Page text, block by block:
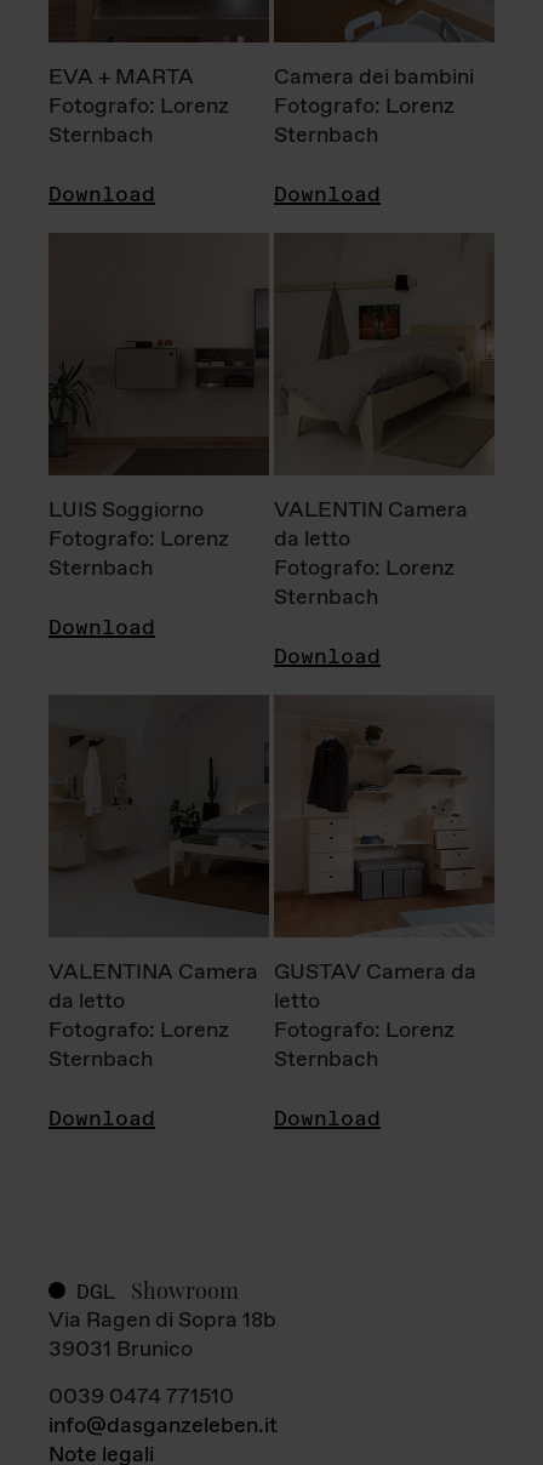
EVA + MARTA
Fotografo: Lorenz
Sternbach
Download
Camera dei bambini
Fotografo: Lorenz
Sternbach
Download
LUIS Soggiorno
Fotografo: Lorenz
Sternbach
Download
VALENTIN Camera
da letto
Fotografo: Lorenz
Sternbach
Download
VALENTINA Camera
da letto
Fotografo: Lorenz
Sternbach
Download
GUSTAV Camera da
letto
Fotografo: Lorenz
Sternbach
Download
DGL Showroom
Via Ragen di Sopra 18b
39031 Brunico
0039 0474 771510
info@dasganzeleben.it
Note legali